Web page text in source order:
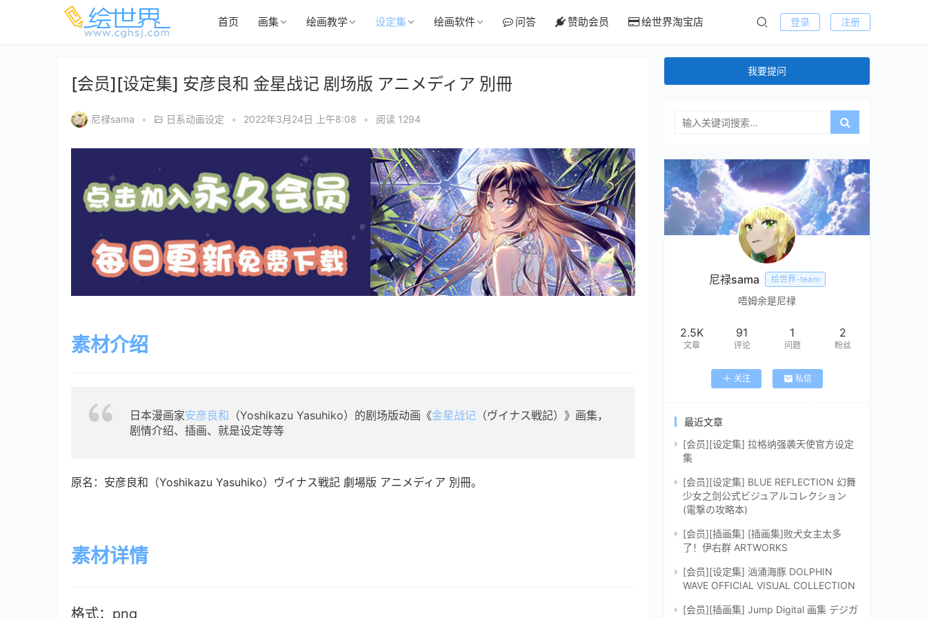
首页 画集 绘画教学 设定集 绘画软件 问答 赞助会员 绘世界淘宝店 登录 注册
[会员][设定集] 安彦良和 金星战记 剧场版 アニメディア 別冊
尼禄sama • 日系动画设定 • 2022年3月24日 上午8:08 • 阅读 1294
素材介绍
日本漫画家安彦良和 （Yoshikazu Yasuhiko）的剧场版动画《金星战记 （ヴイナス戦記）》画集，
剧情介绍、插画、就是设定等等
原名：安彦良和（Yoshikazu Yasuhiko）ヴイナス戦記 劇場版 アニメディア 別冊。
素材详情
格式：png
我要提问
尼禄sama 绘世界-team
唔姆余是尼禄
2.5K
文章
91
评论
1
问题
2
粉丝
关注 私信
最近文章
[会员][设定集] 拉格纳强袭天使官方设定
集
[会员][设定集] BLUE REFLECTION 幻舞
少女之剑公式ビジュアルコレクション
(電撃の攻略本)
[会员][插画集] [插画集]败犬女主太多
了！伊右群 ARTWORKS
[会员][设定集] 汹涌海豚 DOLPHIN
WAVE OFFICIAL VISUAL COLLECTION
[会员][插画集] Jump Digital 画集 デジガ